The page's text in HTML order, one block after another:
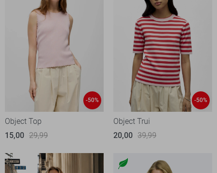
-50%
Object Top
15,00 29,99
-50%
Object Trui
20,00 39,99